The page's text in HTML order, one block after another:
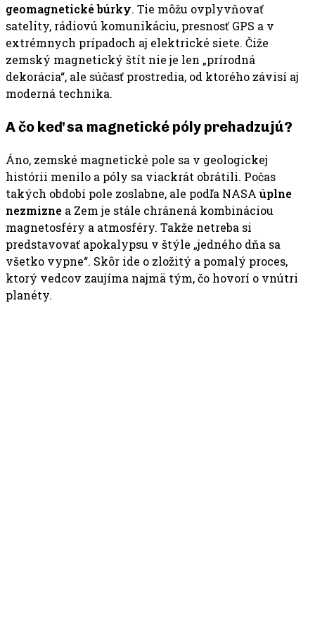
geomagnetické búrky. Tie môžu ovplyvňovať
satelity, rádiovú komunikáciu, presnosť GPS a v
extrémnych prípadoch aj elektrické siete. Čiže
zemský magnetický štít nie je len „prírodná
dekorácia“, ale súčasť prostredia, od ktorého závisí aj
moderná technika.
A čo keď sa magnetické póly prehadzujú?
Áno, zemské magnetické pole sa v geologickej
histórii menilo a póly sa viackrát obrátili. Počas
takých období pole zoslabne, ale podľa NASA úplne
nezmizne a Zem je stále chránená kombináciou
magnetosféry a atmosféry. Takže netreba si
predstavovať apokalypsu v štýle „jedného dňa sa
všetko vypne“. Skôr ide o zložitý a pomalý proces,
ktorý vedcov zaujíma najmä tým, čo hovorí o vnútri
planéty.